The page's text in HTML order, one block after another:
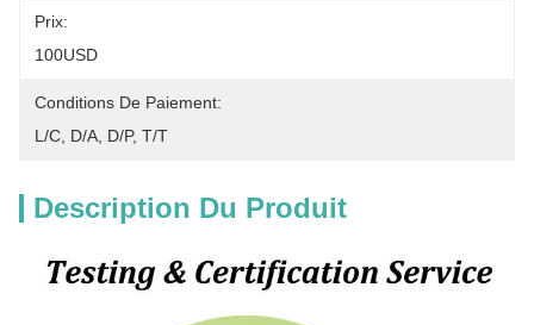
Prix:
100USD
Conditions De Paiement:
L/C, D/A, D/P, T/T
Description Du Produit